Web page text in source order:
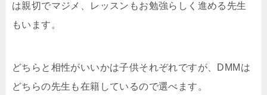
は親切でマジメ、レッスンもお勉強らしく進める先生
もいます。
どちらと相性がいいかは子供それぞれですが、DMMは
どちらの先生も在籍しているので選べます。